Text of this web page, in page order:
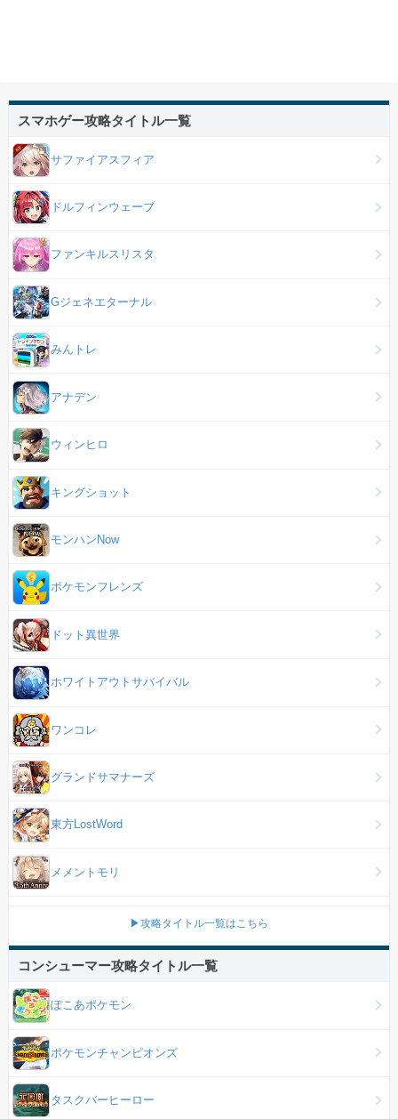
スマホゲー攻略タイトル一覧
サファイアスフィア
ドルフィンウェーブ
ファンキルスリスタ
Gジェネエターナル
みんトレ
アナデン
ウィンヒロ
キングショット
モンハンNow
ポケモンフレンズ
ドット異世界
ホワイトアウトサバイバル
ワンコレ
グランドサマナーズ
東方LostWord
メメントモリ
▶攻略タイトル一覧はこちら
コンシューマー攻略タイトル一覧
ぽこあポケモン
ポケモンチャンピオンズ
タスクバーヒーロー